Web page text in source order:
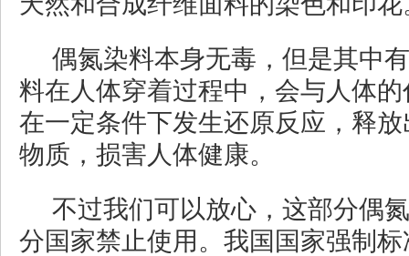
偶氮染料本身无毒，但是其中
料在人体穿着过程中，会与人体
在一定条件下发生还原反应，释
物质，损害人体健康。
不过我们可以放心，这部分偶
分国家禁止使用。我国国家强制